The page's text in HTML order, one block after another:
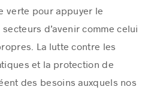
verte pour appuyer le
d’avenir comme celui
La lutte contre les
et la protection de
des besoins auxquels nos